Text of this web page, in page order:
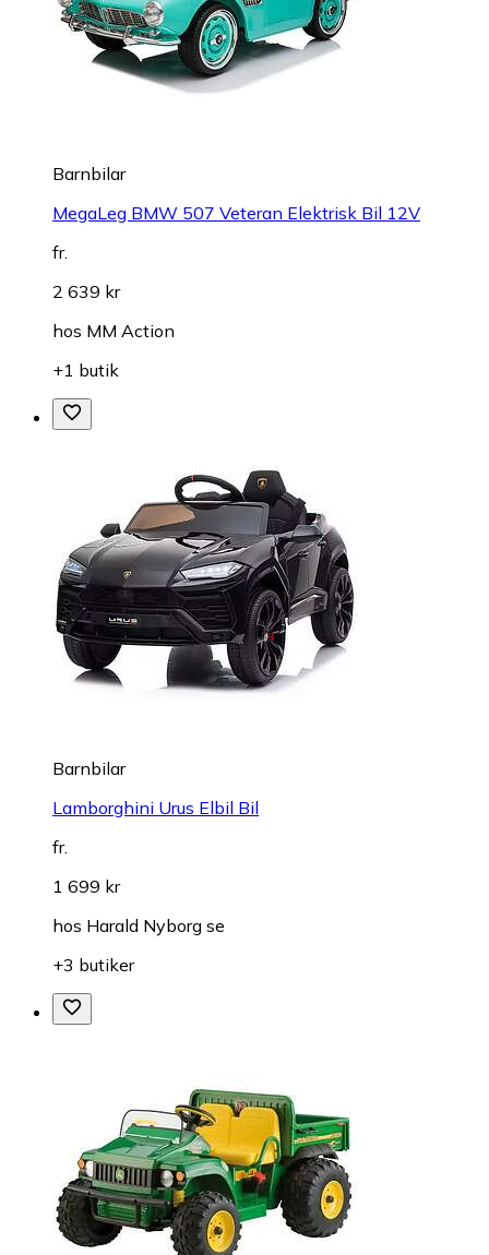
Barnbilar
MegaLeg BMW 507 Veteran Elektrisk Bil 12V
fr.
2 639 kr
hos MM Action
+1 butik
Barnbilar
Lamborghini Urus Elbil Bil
fr.
1 699 kr
hos Harald Nyborg se
+3 butiker